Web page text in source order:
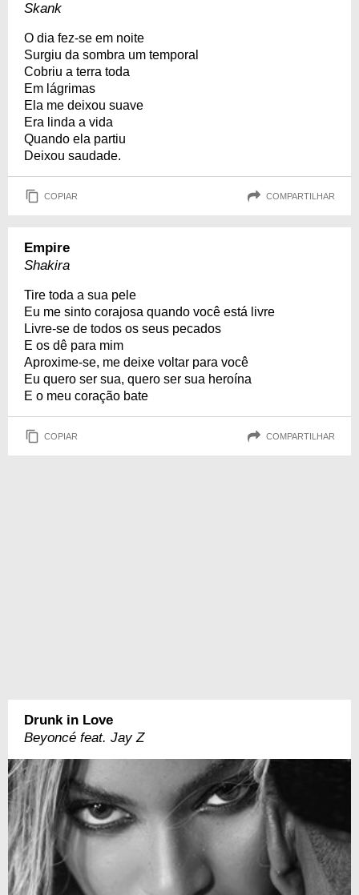
Skank
O dia fez-se em noite
Surgiu da sombra um temporal
Cobriu a terra toda
Em lágrimas
Ela me deixou suave
Era linda a vida
Quando ela partiu
Deixou saudade.
COPIAR COMPARTILHAR
Empire
Shakira
Tire toda a sua pele
Eu me sinto corajosa quando você está livre
Livre-se de todos os seus pecados
E os dê para mim
Aproxime-se, me deixe voltar para você
Eu quero ser sua, quero ser sua heroína
E o meu coração bate
COPIAR COMPARTILHAR
Drunk in Love
Beyoncé feat. Jay Z